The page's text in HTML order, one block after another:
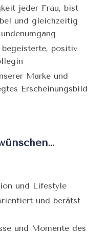
jeder Frau, bist
und gleichzeitig
positiv
Marke und
Erscheinungsbild
und Lifestyle
und berätst
und Momente des